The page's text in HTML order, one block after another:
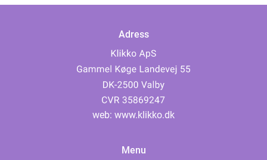
Adress
web: www.klikko.dk
Menu